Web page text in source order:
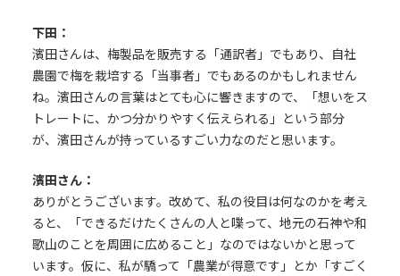
下田：
濱田さんは、梅製品を販売する「通訳者」でもあり、自社
農園で梅を栽培する「当事者」でもあるのかもしれません
ね。濱田さんの言葉はとても心に響きますので、「想いをス
トレートに、かつ分かりやすく伝えられる」という部分
が、濱田さんが持っているすごい力なのだと思います。
濱田さん：
ありがとうございます。改めて、私の役目は何なのかを考え
ると、「できるだけたくさんの人と喋って、地元の石神や和
歌山のことを周囲に広めること」なのではないかと思って
います。仮に、私が驕って「農業が得意です」とか「すごく